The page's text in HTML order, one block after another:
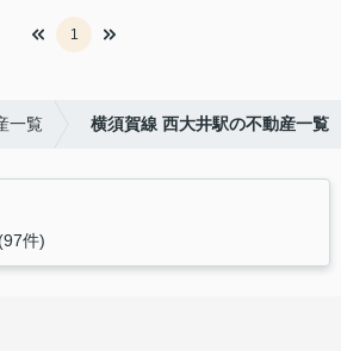
1
一覧 横須賀線 西大井駅の不動産一覧
件)